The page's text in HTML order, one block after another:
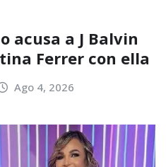
acusa a J Balvin
Ferrer con ella
Ago 4, 2026